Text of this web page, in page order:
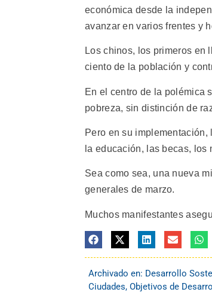
económica desde la
avanzar en varios frentes y
Los chinos, los primeros en
ciento de la población y
En el centro de la polémica
pobreza, sin distinción de
Pero en su
la educación, las becas, los
Sea como sea, una nueva
generales de marzo.
Muchos manifestantes
Archivado en: Desarrollo
Ciudades, Objetivos de